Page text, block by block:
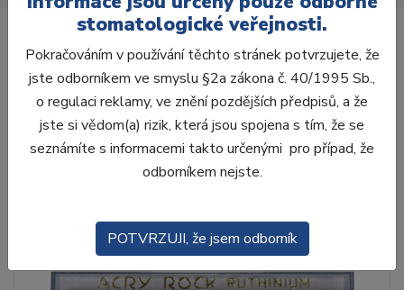
stomatologické veřejnosti.
Pokračováním v používání těchto stránek potvrzujete, že
jste odborníkem ve smyslu §2a zákona č. 40/1995 Sb.,
o regulaci reklamy, ve znění pozdějších předpisů, a že
jste si vědom(a) rizik, která jsou spojena s tím, že se
seznámíte s informacemi takto určenými pro případ, že
odborníkem nejste.
POTVRZUJI, že jsem odborník